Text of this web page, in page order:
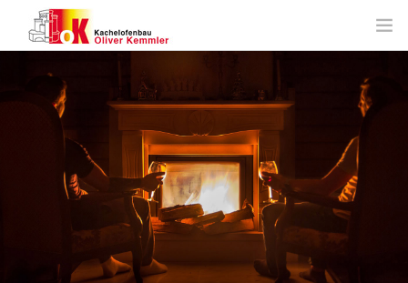
HOME
ANGEBOTE
ÜBER UNS
LEISTUNGEN
PLANUNG